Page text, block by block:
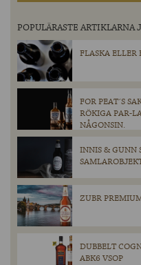
POPULÄRASTE ARTIKLARNA
FLASKA ELLER
FOR PEAT´S
RÖKIGA PAR-
NÅGONSIN.
INNIS & GUNN
ZUBR
DUBBELT
ABK6 VSOP